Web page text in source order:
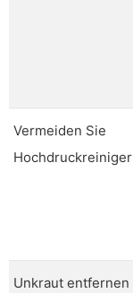
Vermeiden Sie
Hochdruckreiniger
Unkraut entfernen